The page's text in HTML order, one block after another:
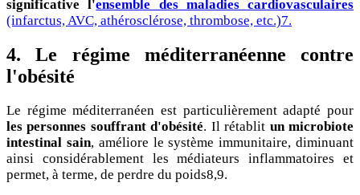
significative l'ensemble des maladies cardiovasculaires
(infarctus, AVC, athérosclérose, thrombose, etc.)7.
4. Le régime méditerranéenne contre
l'obésité
Le régime méditerranéen est particulièrement adapté pour
les personnes souffrant d'obésité. Il rétablit un microbiote
intestinal sain, améliore le système immunitaire, diminuant
ainsi considérablement les médiateurs inflammatoires et
permet, à terme, de perdre du poids8,9.